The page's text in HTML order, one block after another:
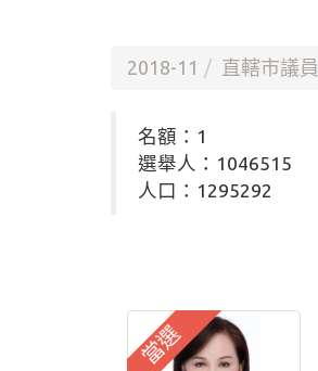
2018-11 直轄市議員
名額：1
選舉人：1046515
人口：1295292
當選